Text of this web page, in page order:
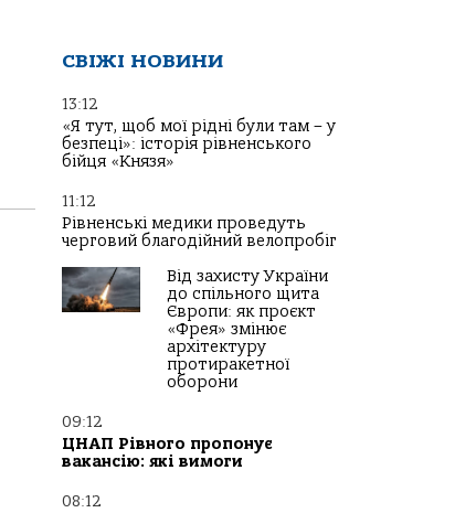
СВІЖІ НОВИНИ
13:12
«Я тут, щоб мої рідні були там – у
безпеці»: історія рівненського
бійця «Князя»
11:12
Рівненські медики проведуть
черговий благодійний велопробіг
Від захисту України
до спільного щита
Європи: як проєкт
«Фрея» змінює
архітектуру
протиракетної
оборони
09:12
ЦНАП Рівного пропонує
вакансію: які вимоги
08:12